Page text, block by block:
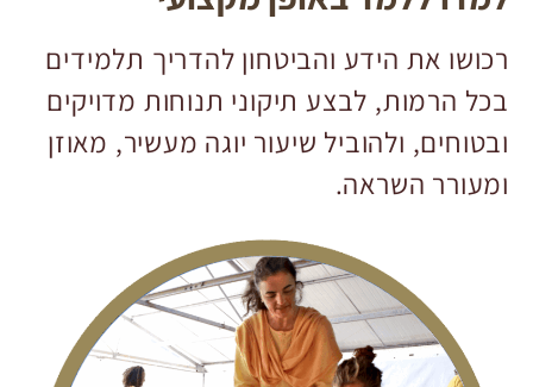
רכושו את הידע והביטחון להדריך תלמידים
בכל הרמות, לבצע תיקוני תנוחות מדויקים
ובטוחים, ולהוביל שיעור יוגה מעשיר, מאוזן
ומעורר השראה.